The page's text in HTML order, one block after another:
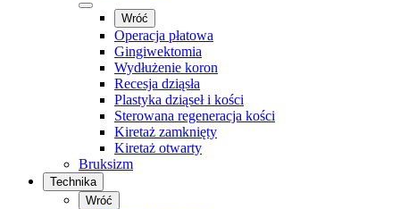
Wróć
Operacja płatowa
Gingiwektomia
Wydłużenie koron
Recesja dziąsła
Plastyka dziąseł i kości
Sterowana regeneracja kości
Kiretaż zamknięty
Kiretaż otwarty
Bruksizm
Technika
Wróć